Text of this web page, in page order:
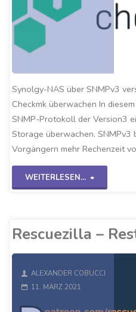
Synolgy-NAS über SNMPv3
Checkmk überwachen In
SNMP-Protokoll der Version3
Storage überwachen. SNMPv3
Vorgängern mehr Rechenzeit
WEITERLESEN...
"Checkmk-
Rescuezilla –
ALEXANDER COBUCCI
11. MÄRZ 2021